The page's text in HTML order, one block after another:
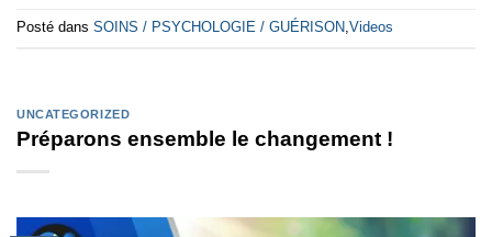
Posté dans SOINS / PSYCHOLOGIE / GUÉRISON,Videos
UNCATEGORIZED
Préparons ensemble le changement !